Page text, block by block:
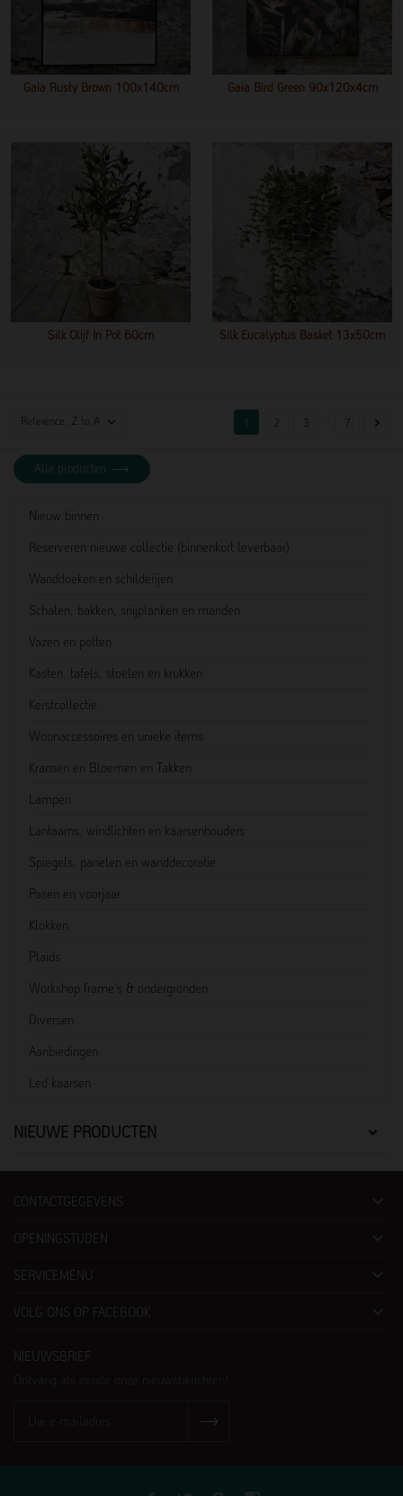
Alle producten
Nieuw binnen
Reserveren nieuwe collectie (binnenkort leverbaar)
Wanddoeken en schilderijen
Schalen, bakken, snijplanken en manden
Vazen en potten
Kasten, tafels, stoelen en krukken
Kerstcollectie
Woonaccessoires en unieke items
Kransen en Bloemen en Takken
Lampen
Lantaarns, windlichten en kaarsenhouders
Spiegels, panelen en wanddecoratie
Pasen en voorjaar
Klokken
Plaids
Workshop frame's & ondergronden
Diversen
Aanbiedingen
Led kaarsen
NIEUWE PRODUCTEN
Gaia Rusty Brown 100x140cm Gaia Bird Green 90x120x4cm
Silk Olijf In Pot 60cm Silk Eucalyptus Basket 13x50cm
Reference, Z to A  2 3 7 
CONTACTGEGEVENS
OPENINGSTIJDEN
SERVICEMENU
VOLG ONS OP FACEBOOK
NIEUWSBRIEF